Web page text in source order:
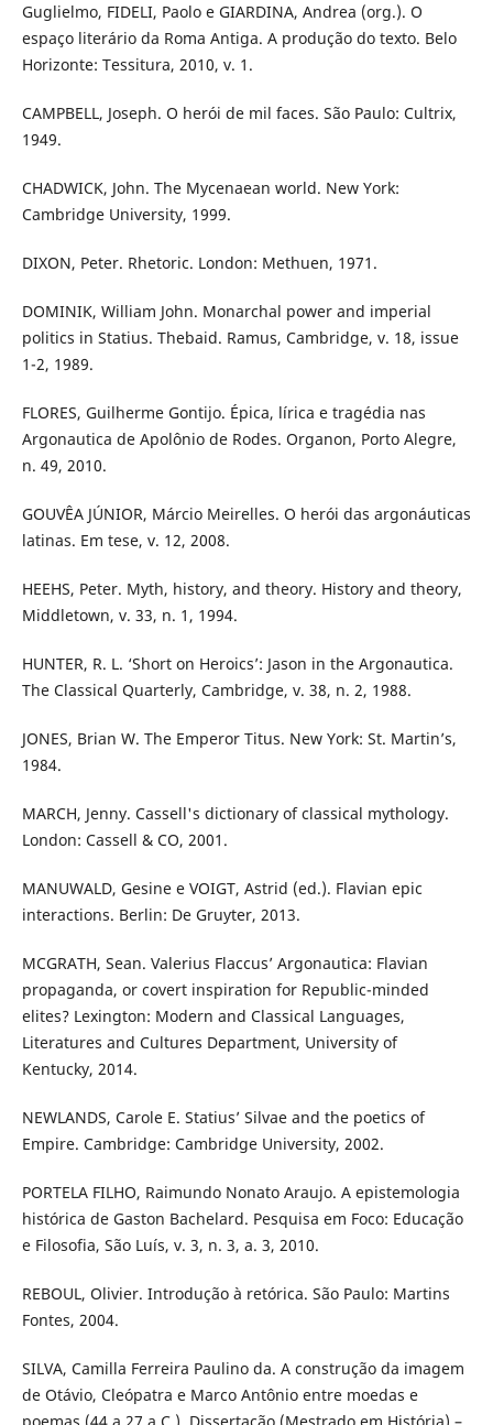
Guglielmo, FIDELI, Paolo e GIARDINA, Andrea (org.). O
espaço literário da Roma Antiga. A produção do texto. Belo
Horizonte: Tessitura, 2010, v. 1.
CAMPBELL, Joseph. O herói de mil faces. São Paulo: Cultrix,
1949.
CHADWICK, John. The Mycenaean world. New York:
Cambridge University, 1999.
DIXON, Peter. Rhetoric. London: Methuen, 1971.
DOMINIK, William John. Monarchal power and imperial
politics in Statius. Thebaid. Ramus, Cambridge, v. 18, issue
1-2, 1989.
FLORES, Guilherme Gontijo. Épica, lírica e tragédia nas
Argonautica de Apolônio de Rodes. Organon, Porto Alegre,
n. 49, 2010.
GOUVÊA JÚNIOR, Márcio Meirelles. O herói das argonáuticas
latinas. Em tese, v. 12, 2008.
HEEHS, Peter. Myth, history, and theory. History and theory,
Middletown, v. 33, n. 1, 1994.
HUNTER, R. L. ‘Short on Heroics’: Jason in the Argonautica.
The Classical Quarterly, Cambridge, v. 38, n. 2, 1988.
JONES, Brian W. The Emperor Titus. New York: St. Martin’s,
1984.
MARCH, Jenny. Cassell's dictionary of classical mythology.
London: Cassell & CO, 2001.
MANUWALD, Gesine e VOIGT, Astrid (ed.). Flavian epic
interactions. Berlin: De Gruyter, 2013.
MCGRATH, Sean. Valerius Flaccus’ Argonautica: Flavian
propaganda, or covert inspiration for Republic-minded
elites? Lexington: Modern and Classical Languages,
Literatures and Cultures Department, University of
Kentucky, 2014.
NEWLANDS, Carole E. Statius’ Silvae and the poetics of
Empire. Cambridge: Cambridge University, 2002.
PORTELA FILHO, Raimundo Nonato Araujo. A epistemologia
histórica de Gaston Bachelard. Pesquisa em Foco: Educação
e Filosofia, São Luís, v. 3, n. 3, a. 3, 2010.
REBOUL, Olivier. Introdução à retórica. São Paulo: Martins
Fontes, 2004.
SILVA, Camilla Ferreira Paulino da. A construção da imagem
de Otávio, Cleópatra e Marco Antônio entre moedas e